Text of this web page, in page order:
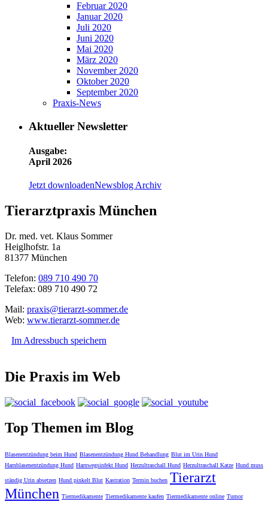
Februar 2020
Januar 2020
Juli 2020
Juni 2020
Mai 2020
März 2020
November 2020
Oktober 2020
September 2020
Praxis-News
Aktueller Newsletter
Ausgabe:
April 2026
Jetzt downloadenNewsblog Archiv
Tierarztpraxis München
Dr. med. vet. Klaus Sommer
Heiglhofstr. 1a
81377 München
Telefon: 089 710 490 70
Telefax: 089 710 490 72
Mail: praxis@tierarzt-sommer.de
Web: www.tierarzt-sommer.de
Im Adressbuch speichern
Die Praxis im Web
Top Themen im Blog
Blasenentzündung beim Hund Blasenentzündung Hund Behandlung Blut im Urin Hund
Harnblasenentzündung Hund Harnwegsinfekt Hund Herzultraschall Hund Herzultraschall Katze Hund muss
ständig Urin absetzen Hund pinkelt Blut Kastration Termin buchen Tierarzt
München Tiermedikamente Tiermedikamente kaufen Tiermedikamente online Tumor